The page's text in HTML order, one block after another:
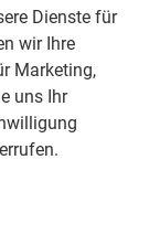
Dienste für
wir Ihre
Marketing,
uns Ihr